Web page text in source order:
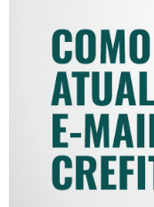
COMO
MAIL